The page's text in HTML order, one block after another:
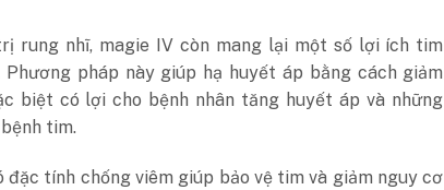
rung nhĩ, magie IV còn mang lại một số lợi ích tim
Phương pháp này giúp hạ huyết áp bằng cách giảm
biệt có lợi cho bệnh nhân tăng huyết áp và những
tim.
đặc tính chống viêm giúp bảo vệ tim và giảm nguy cơ